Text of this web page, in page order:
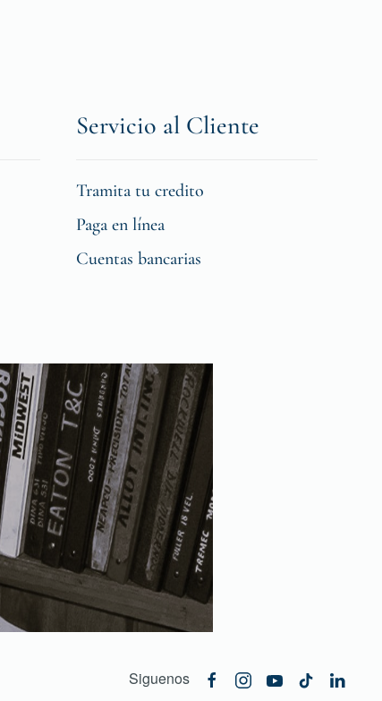
Servicio al Cliente
Tramita tu credito
Paga en línea
Cuentas bancarias
Siguenos